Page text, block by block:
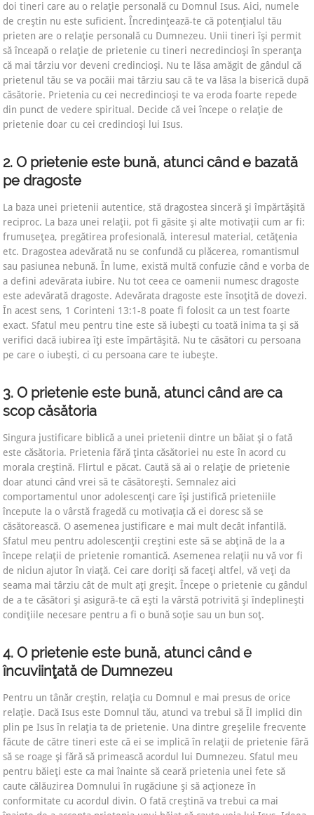
doi tineri care au o relaţie personală cu Domnul Isus. Aici, numele
de creştin nu este suficient. Încredinţează-te că potenţialul tău
prieten are o relaţie personală cu Dumnezeu. Unii tineri îşi permit
să înceapă o relaţie de prietenie cu tineri necredincioşi în speranţa
că mai târziu vor deveni credincioşi. Nu te lăsa amăgit de gândul că
prietenul tău se va pocăii mai târziu sau că te va lăsa la biserică după
căsătorie. Prietenia cu cei necredincioşi te va eroda foarte repede
din punct de vedere spiritual. Decide că vei începe o relaţie de
prietenie doar cu cei credincioşi lui Isus.
2. O prietenie este bună, atunci când e bazată
pe dragoste
La baza unei prietenii autentice, stă dragostea sinceră şi împărtăşită
reciproc. La baza unei relaţii, pot fi găsite şi alte motivaţii cum ar fi:
frumuseţea, pregătirea profesională, interesul material, cetăţenia
etc. Dragostea adevărată nu se confundă cu plăcerea, romantismul
sau pasiunea nebună. În lume, există multă confuzie când e vorba de
a defini adevărata iubire. Nu tot ceea ce oamenii numesc dragoste
este adevărată dragoste. Adevărata dragoste este însoţită de dovezi.
În acest sens, 1 Corinteni 13:1-8 poate fi folosit ca un test foarte
exact. Sfatul meu pentru tine este să iubeşti cu toată inima ta şi să
verifici dacă iubirea îţi este împărtăşită. Nu te căsători cu persoana
pe care o iubeşti, ci cu persoana care te iubeşte.
3. O prietenie este bună, atunci când are ca
scop căsătoria
Singura justificare biblică a unei prietenii dintre un băiat şi o fată
este căsătoria. Prietenia fără ţinta căsătoriei nu este în acord cu
morala creştină. Flirtul e păcat. Caută să ai o relaţie de prietenie
doar atunci când vrei să te căsătoreşti. Semnalez aici
comportamentul unor adolescenţi care îşi justifică prieteniile
începute la o vârstă fragedă cu motivaţia că ei doresc să se
căsătorească. O asemenea justificare e mai mult decât infantilă.
Sfatul meu pentru adolescenţii creştini este să se abţină de la a
începe relaţii de prietenie romantică. Asemenea relaţii nu vă vor fi
de niciun ajutor în viaţă. Cei care doriţi să faceţi altfel, vă veţi da
seama mai târziu cât de mult aţi greşit. Începe o prietenie cu gândul
de a te căsători şi asigură-te că eşti la vârstă potrivită şi îndeplineşti
condiţiile necesare pentru a fi o bună soţie sau un bun soţ.
4. O prietenie este bună, atunci când e
încuviinţată de Dumnezeu
Pentru un tânăr creştin, relaţia cu Domnul e mai presus de orice
relaţie. Dacă Isus este Domnul tău, atunci va trebui să Îl implici din
plin pe Isus în relaţia ta de prietenie. Una dintre greşelile frecvente
făcute de către tineri este că ei se implică în relaţii de prietenie fără
să se roage şi fără să primească acordul lui Dumnezeu. Sfatul meu
pentru băieţi este ca mai înainte să ceară prietenia unei fete să
caute călăuzirea Domnului în rugăciune şi să acţioneze în
conformitate cu acordul divin. O fată creştină va trebui ca mai